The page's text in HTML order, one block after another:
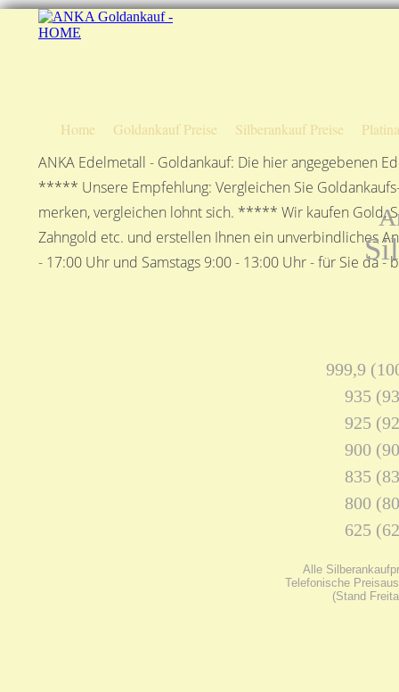
Home Goldankauf Preise Silberankauf Preise
ANKA Edelmetall - Goldankauf: Die hier angegebenen
***** Unsere Empfehlung: Vergleichen Sie
merken, vergleichen lohnt sich. ***** Wir kaufen Gold,
Zahngold etc. und erstellen Ihnen ein unverbindliches
- 17:00 Uhr und Samstags 9:00 - 13:00 Uhr - für Sie
999,9
935
925
900
835
800
625
Alle
Telefonische
(Stand